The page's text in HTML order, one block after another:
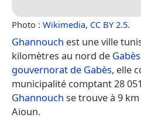
Photo : Wikimedia, CC BY 2.5.
Ghannouch est une ville
kilomètres au nord de Gabès
gouvernorat de Gabès, elle
municipalité comptant 28
Ghannouch se trouve à 9
Aïoun.